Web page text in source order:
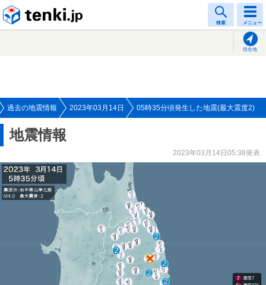
検索 メニュー
現在地
過去の地震情報 2023年03月14日 05時35分頃発生した地震(最大震度2)
地震情報
2023年03月14日05:38発表